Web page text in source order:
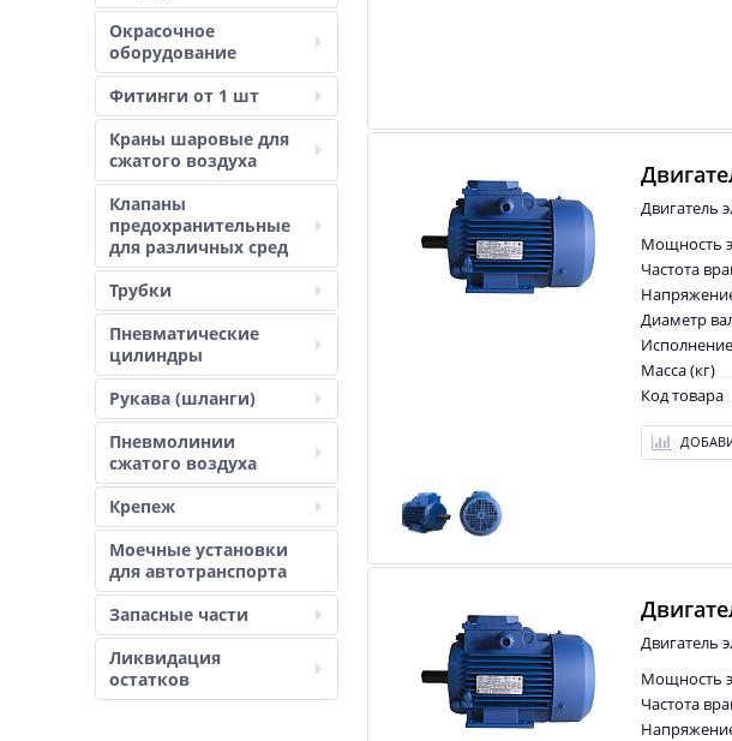
Окрасочное
оборудование
Фитинги от 1 шт
Краны шаровые для
сжатого воздуха
Клапаны
предохранительные
для различных сред
Трубки
Пневматические
цилиндры
Рукава (шланги)
Пневмолинии
сжатого воздуха
Крепеж
Моечные установки
для автотранспорта
Запасные части
Ликвидация
остатков
Двигатель
Мощность
Частота
Диаметр
Исполнение
Масса (кг)
Код товара
Двигатель
Мощность
Частота